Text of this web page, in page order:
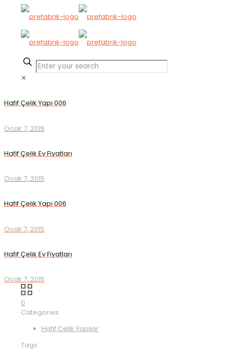
✕
Hafif Çelik Yapı 006
Ocak 7, 2015
Hafif Çelik Ev Fiyatları
Ocak 7, 2015
Hafif Çelik Yapı 006
Ocak 7, 2015
Hafif Çelik Ev Fiyatları
Ocak 7, 2015
0
Categories
Hafif Çelik Yapılar
Tags